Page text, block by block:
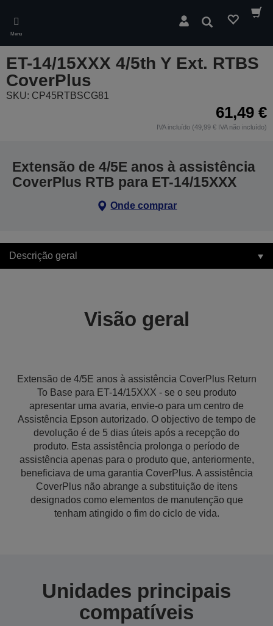
main
content
Menu
Pesquisar
ET-14/15XXX 4/5th Y Ext. RTBS
CoverPlus
SKU: CP45RTBSCG81
61,49 €
IVA incluído (49,99 € IVA não incluído)
Extensão de 4/5E anos à assistência
CoverPlus RTB para ET-14/15XXX
Onde comprar
Descrição geral
Visão geral
Extensão de 4/5E anos à assistência CoverPlus Return
To Base para ET-14/15XXX - se o seu produto
apresentar uma avaria, envie-o para um centro de
Assistência Epson autorizado. O objectivo de tempo de
devolução é de 5 dias úteis após a recepção do
produto. Esta assistência prolonga o período de
assistência apenas para o produto que, anteriormente,
beneficiava de uma garantia CoverPlus. A assistência
CoverPlus não abrange a substituição de itens
designados como elementos de manutenção que
tenham atingido o fim do ciclo de vida.
Unidades principais
compatíveis